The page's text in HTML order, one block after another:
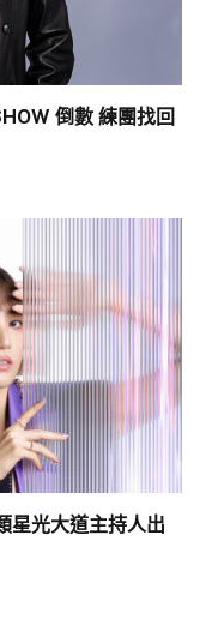
倒數 練團找回
星光大道主持人出